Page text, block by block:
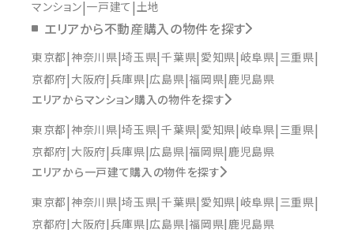
マンション 一戸建て 土地
エリアから不動産購入の物件を探す
東京都 神奈川県 埼玉県 千葉県 愛知県 岐阜県 三重県
京都府 大阪府 兵庫県 広島県 福岡県 鹿児島県
エリアからマンション購入の物件を探す
東京都 神奈川県 埼玉県 千葉県 愛知県 岐阜県 三重県
京都府 大阪府 兵庫県 広島県 福岡県 鹿児島県
エリアから一戸建て購入の物件を探す
東京都 神奈川県 埼玉県 千葉県 愛知県 岐阜県 三重県
京都府 大阪府 兵庫県 広島県 福岡県 鹿児島県